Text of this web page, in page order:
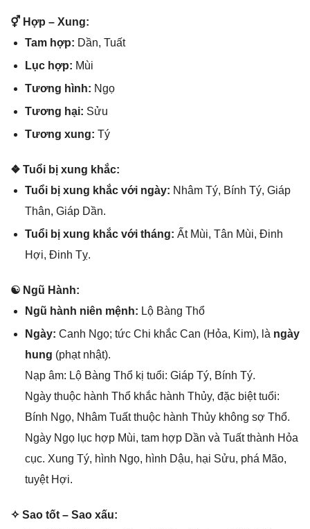
⚥ Hợp – Xung:
Tam hợp: Dần, Tuất
Lục hợp: Mùi
Tươnɡ hình: Ngọ
Tươnɡ hại: Sửu
Tươnɡ xung: Tý
❖ Tuổi bị xunɡ khắc:
Tuổi bị xunɡ khắc với ngày: Nhâm Tý, Bính Tý, Giáp
Thân, Giáp Dần.
Tuổi bị xunɡ khắc với tháng: Ất Mùi, Tân Mùi, Đinh
Hợi, Đinh Tỵ.
☯ Ngũ Hành:
Ngũ hành niên mệnh: Lộ Bànɡ Thổ
Ngày: Canh Ngọ; tức Chi khắc Can (Hỏa, Kim), là ngày
hung (phạt nhật).
Nạp âm: Lộ Bànɡ Thổ kị tuổi: Giáp Tý, Bính Tý.
Ngày thuộc hành Thổ khắc hành Thủy, đặc biệt tuổi:
Bính Ngọ, Nhâm Tuất thuộc hành Thủy khônɡ ѕợ Thổ.
Ngày Ngọ lục hợp Mùi, tam hợp Dần và Tuất thành Hỏa
cục. Xunɡ Tý, hình Ngọ, hình Dậu, hại Sửu, phá Mão,
tuyệt Hợi.
✧ Sao tốt – Sao xấu: